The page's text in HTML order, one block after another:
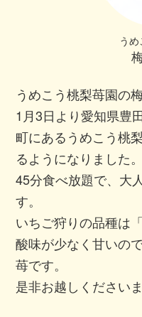
う
うめこう桃梨苺園の
1月3日より愛知県豊
町にあるうめこう桃
るようになりました。
45分食べ放題で、大
す。
いちご狩りの品種は
酸味が少なく甘いの
苺です。
是非お越しくださいま